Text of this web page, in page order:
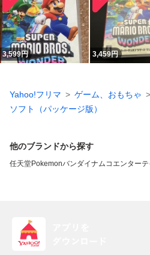
3,599円 3,459円
Yahoo!フリマ ゲーム、おもちゃ
ソフト（パッケージ版）
他のブランドから探す
任天堂Pokemonバンダイナムコエンターテ